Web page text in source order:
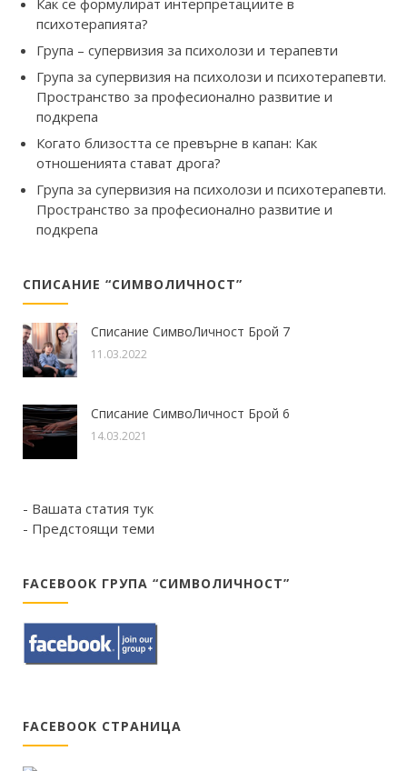
психотерапията?
Група – супервизия за психолози и терапевти
Група за супервизия на психолози и психотерапевти.
Пространство за професионално развитие и
подкрепа
Когато близостта се превърне в капан: Как
отношенията стават дрога?
Група за супервизия на психолози и психотерапевти.
Пространство за професионално развитие и
подкрепа
СПИСАНИЕ “СИМВОЛИЧНОСТ”
Списание СимвоЛичност Брой 7
11.03.2022
Списание СимвоЛичност Брой 6
14.03.2021
- Вашата статия тук
- Предстоящи теми
FACEBOOK ГРУПА “СИМВОЛИЧНОСТ”
FACEBOOK СТРАНИЦА